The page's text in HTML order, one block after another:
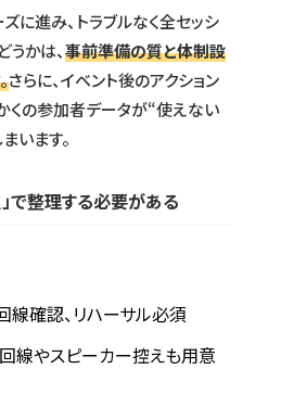
に進み、トラブルなく全セッシ
うかは、事前準備の質と体制設
。さらに、イベント後のアクション
くの参加者データが“使えない
います。
で整理する必要がある
線確認、リハーサル必須
線やスピーカー控えも用意